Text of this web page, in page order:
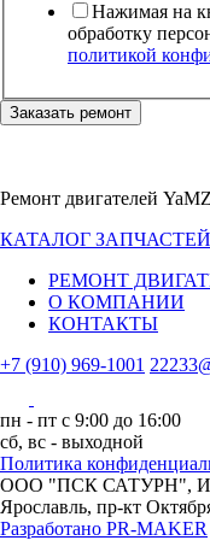
Нажимая на
обработку
политикой
Заказать ремонт
Ремонт двигателей YaMZ
КАТАЛОГ ЗАПЧАСТЕЙ
РЕМОНТ
О КОМПАНИИ
КОНТАКТЫ
+7 (910) 969-1001
пн - пт с 9:00 до 16:00
сб, вс - выходной
Политика
ООО "ПСК САТУРН",
Ярославль, пр-кт
Разработано PR-MAKER